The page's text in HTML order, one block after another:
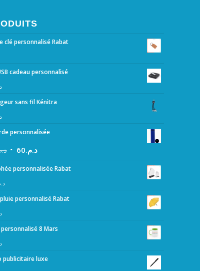
clé personnalisé Rabat
cadeau personnalisé
sans fil Kénitra
personnalisée
د.م.60
personnalisée Rabat
personnalisé Rabat
8 Mars
publicitaire luxe